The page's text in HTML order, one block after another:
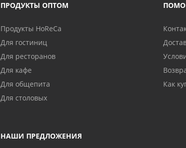
ПРОДУКТЫ ОПТОМ
Продукты HoReCa
Для гостиниц
Для ресторанов
Для кафе
Для общепита
Для столовых
НАШИ ПРЕДЛОЖЕНИЯ
Как